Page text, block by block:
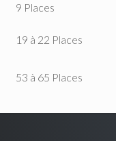
9 Places
19 à 22 Places
53 à 65 Places